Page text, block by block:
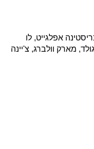
אפלגייט, לו
גולד, מארק וולברג, צ'יינה